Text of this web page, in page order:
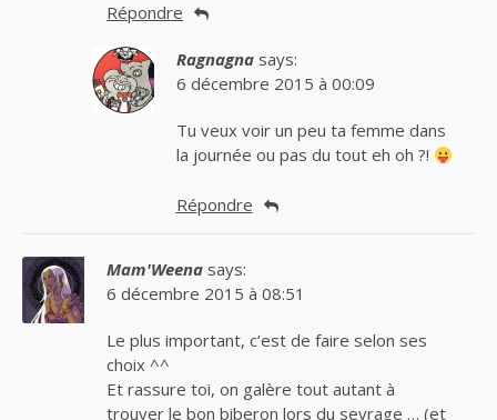
Répondre
Ragnagna says:
6 décembre 2015 à 00:09
Tu veux voir un peu ta femme dans
la journée ou pas du tout eh oh ?!
Répondre
Mam'Weena says:
6 décembre 2015 à 08:51
Le plus important, c’est de faire selon ses
choix ^^
Et rassure toi, on galère tout autant à
trouver le bon biberon lors du sevrage … (et